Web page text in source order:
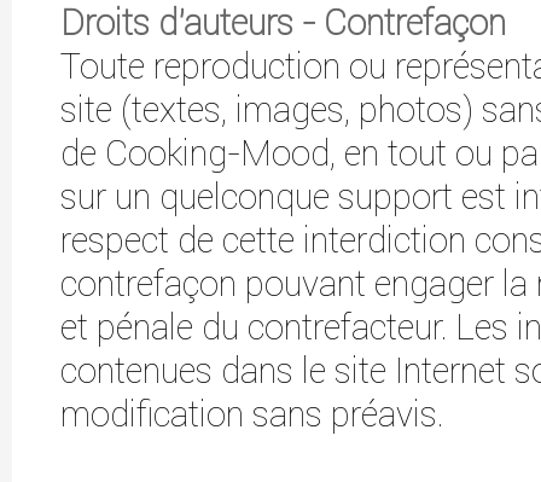
Droits d'auteurs - Contrefaçon
Toute reproduction ou
site (textes, images, photos)
de Cooking-Mood, en tout ou
sur un quelconque support est
respect de cette interdiction
contrefaçon pouvant engager
et pénale du contrefacteur. Les
contenues dans le site Internet
modification sans préavis.